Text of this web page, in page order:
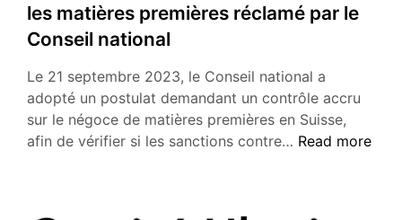
les matières premières réclamé par le
Conseil national
Le 21 septembre 2023, le Conseil national a
adopté un postulat demandant un contrôle accru
sur le négoce de matières premières en Suisse,
afin de vérifier si les sanctions contre… Un
Read more